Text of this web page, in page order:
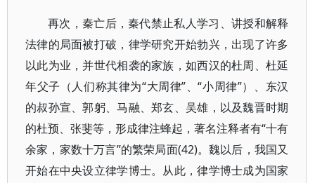
再次，秦亡后，秦代禁止私人学习、讲授和解释
法律的局面被打破，律学研究开始勃兴，出现了许多
以此为业，并世代相袭的家族，如西汉的杜周、杜延
年父子（人们称其律为“大周律”、“小周律”）、东汉
的叔孙宣、郭躬、马融、郑玄、吴雄，以及魏晋时期
的杜预、张斐等，形成律注蜂起，著名注释者有“十有
余家，家数十万言”的繁荣局面(42)。魏以后，我国又
开始在中央设立律学博士。从此，律学博士成为国家